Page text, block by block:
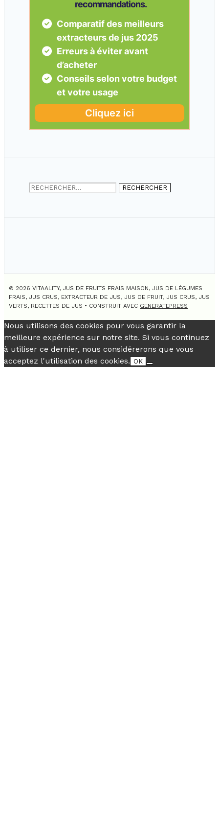
Rechercher :
© 2026 VITAALITY, JUS DE FRUITS FRAIS MAISON, JUS DE LÉGUMES
FRAIS, JUS CRUS, EXTRACTEUR DE JUS, JUS DE FRUIT, JUS CRUS, JUS
VERTS, RECETTES DE JUS • CONSTRUIT AVEC GENERATEPRESS
Nous utilisons des cookies pour vous garantir la
meilleure expérience sur notre site. Si vous continuez
à utiliser ce dernier, nous considérerons que vous
acceptez l'utilisation des cookies. OK